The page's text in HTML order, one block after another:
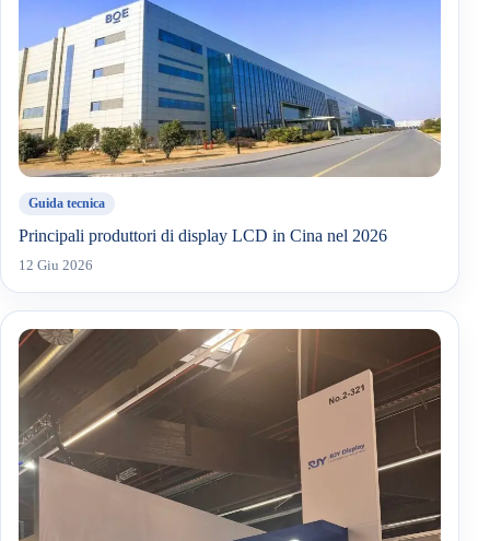
Guida tecnica
Principali produttori di display LCD in Cina nel 2026
12 Giu 2026